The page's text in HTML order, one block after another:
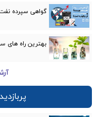
گواهی سپرده
بهترین راه های